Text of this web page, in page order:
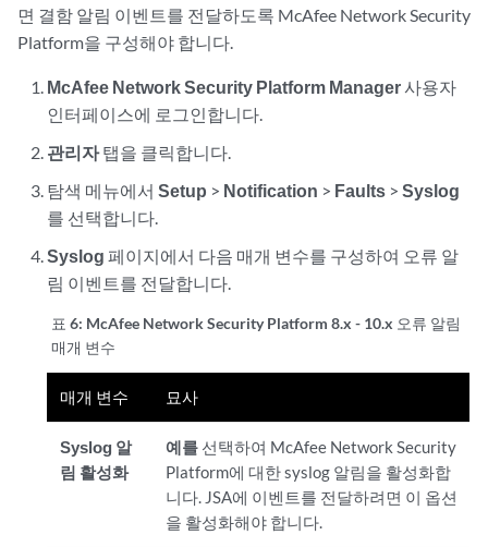
면 결함 알림 이벤트를 전달하도록 McAfee Network Security
Platform을 구성해야 합니다.
McAfee Network Security Platform Manager사용자
인터페이스에 로그인합니다.
관리자탭을 클릭합니다.
탐색 메뉴에서Setup > Notification > Faults >Syslog
를 선택합니다.
Syslog 페이지에서 다음 매개 변수를 구성하여 오류 알
림 이벤트를 전달합니다.
표 6: McAfee Network Security Platform 8.x - 10.x 오류 알림
매개 변수
매개 변수 묘사
Syslog 알
림 활성화
예를선택하여 McAfee Network Security
Platform에 대한 syslog 알림을 활성화합
니다. JSA에 이벤트를 전달하려면 이 옵션
을 활성화해야 합니다.